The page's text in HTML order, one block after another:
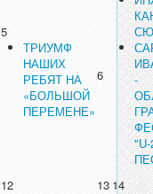
5
ТРИУМФ
НАШИХ
РЕБЯТ НА
«БОЛЬШОЙ
ПЕРЕМЕНЕ»
6
-
12 13 14